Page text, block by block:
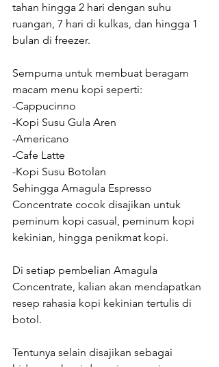
tahan hingga 2 hari dengan suhu
ruangan, 7 hari di kulkas, dan hingga 1
bulan di freezer.
Sempurna untuk membuat beragam
macam menu kopi seperti:
-Cappucinno
-Kopi Susu Gula Aren
-Americano
-Cafe Latte
-Kopi Susu Botolan
Sehingga Amagula Espresso
Concentrate cocok disajikan untuk
peminum kopi casual, peminum kopi
kekinian, hingga penikmat kopi.
Di setiap pembelian Amagula
Concentrate, kalian akan mendapatkan
resep rahasia kopi kekinian tertulis di
botol.
Tentunya selain disajikan sebagai